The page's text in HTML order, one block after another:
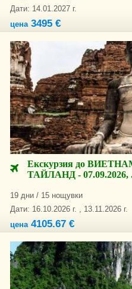
Дати: 14.01.2027 г.
цена3495 €
Eкскурзия до
ТАЙЛАНД - 07.09.2026,
19 дни / 15 нощувки
Дати: 16.10.2026 г. , 13.11.2026 г.
цена4105.67 €